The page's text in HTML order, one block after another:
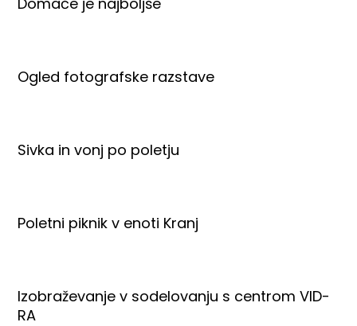
Ogled fotografske razstave
Sivka in vonj po poletju
Poletni piknik v enoti Kranj
Izobraževanje v sodelovanju s centrom VID-
RA